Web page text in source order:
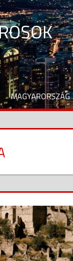
MAGYARORSZÁG